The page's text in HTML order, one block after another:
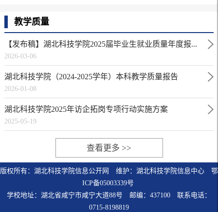
教学质量
【发布稿】湖北科技学院2025届毕业生就业质量年度报...
2026-03-06
湖北科技学院（2024-2025学年）本科教学质量报告
2026-01-08
湖北科技学院2025年访企拓岗专项行动实施方案
2025-05-19
查看更多 >>
版权所有：湖北科技学院信息公开网 维护：湖北科技学院信息中心 鄂
ICP备05003339号
学校地址：湖北省咸宁市咸宁大道88号 邮编：437100 联系电话：
0715-8198819